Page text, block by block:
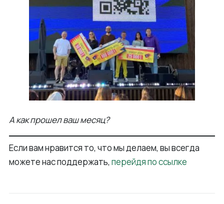
А как прошел ваш месяц?
Если вам нравится то, что мы делаем, вы всегда
можете нас поддержать, перейдя по ссылке